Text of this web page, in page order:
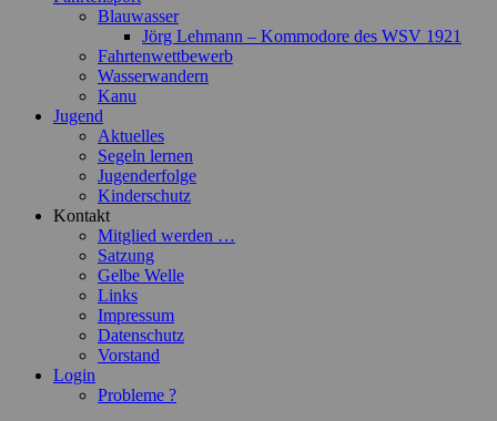
Blauwasser
Jörg Lehmann – Kommodore des WSV 1921
Fahrtenwettbewerb
Wasserwandern
Kanu
Jugend
Aktuelles
Segeln lernen
Jugenderfolge
Kinderschutz
Kontakt
Mitglied werden …
Satzung
Gelbe Welle
Links
Impressum
Datenschutz
Vorstand
Login
Probleme ?